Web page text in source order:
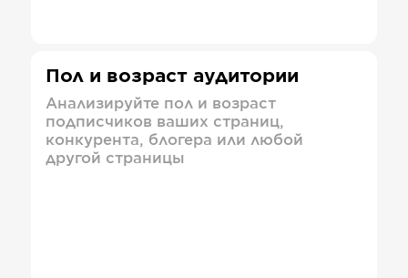
Пол и возраст аудитории
Анализируйте пол и возраст
подписчиков ваших страниц,
конкурента, блогера или любой
другой страницы